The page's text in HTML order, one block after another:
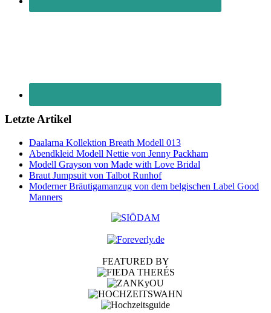
Letzte Artikel
Daalarna Kollektion Breath Modell 013
Abendkleid Modell Nettie von Jenny Packham
Modell Grayson von Made with Love Bridal
Braut Jumpsuit von Talbot Runhof
Moderner Bräutigamanzug von dem belgischen Label Good
Manners
FEATURED BY